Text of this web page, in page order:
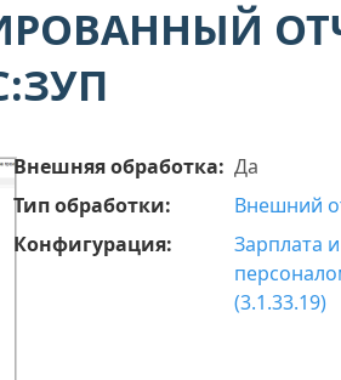
Внешняя обработка: Да
Тип обработки:
Внешний
Конфигурация:
Зарплата
(3.1.33.19)